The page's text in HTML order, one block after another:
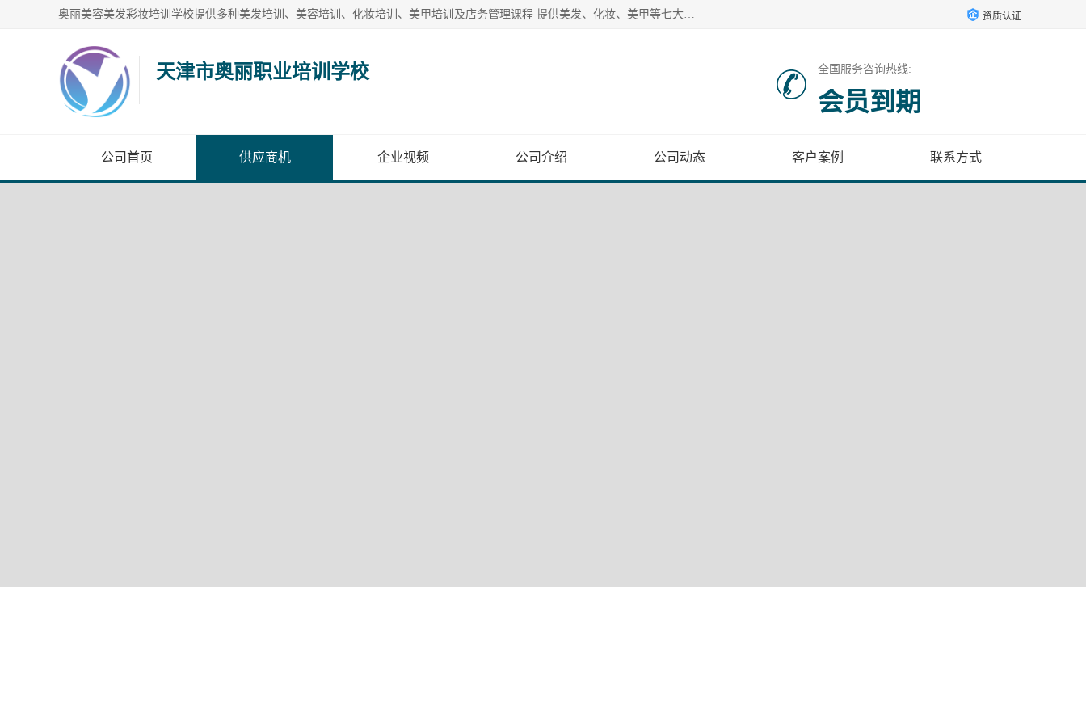
奥丽美容美发彩妆培训学校提供多种美发培训、美容培训、化妆培训、美甲培训及店务管理课程 提供美发、化妆、美甲等七大美业课程 资质认证
天津市奥丽职业培训学校 全国服务咨询热线:
会员到期
公司首页 供应商机 企业视频 公司介绍 公司动态 客户案例 联系方式